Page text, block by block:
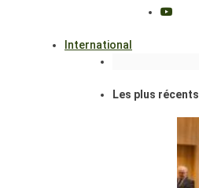
International
Les plus récents